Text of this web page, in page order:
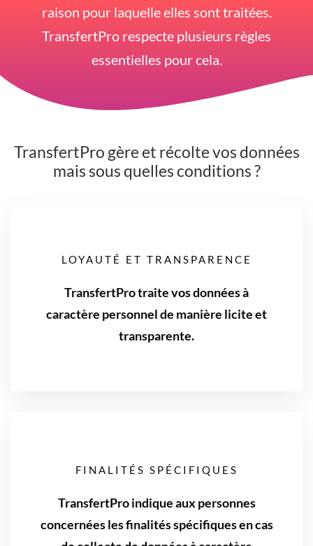
raison pour laquelle elles sont traitées.
TransfertPro respecte plusieurs règles
essentielles pour cela.
TransfertPro gère et récolte vos données
mais sous quelles conditions ?
LOYAUTÉ ET TRANSPARENCE
TransfertPro traite vos données à
caractère personnel de manière licite et
transparente.
FINALITÉS SPÉCIFIQUES
TransfertPro indique aux personnes
concernées les finalités spécifiques en cas